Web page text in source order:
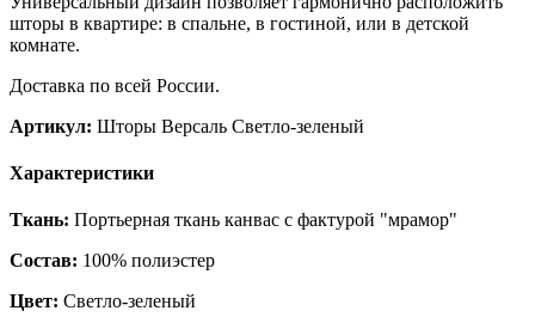
шторы в квартире: в спальне, в гостиной, или в детской
комнате.
Доставка по всей России.
Артикул: Шторы Версаль Светло-зеленый
Характеристики
Ткань: Портьерная ткань канвас с фактурой "мрамор"
Состав: 100% полиэстер
Цвет: Светло-зеленый